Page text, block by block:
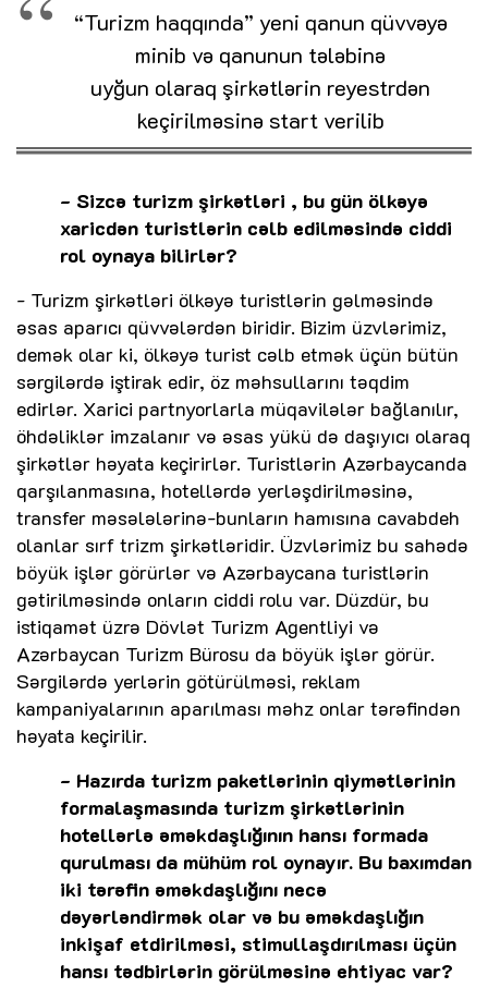
“Turizm haqqında” yeni qanun qüvvəyə
minib və qanunun tələbinə
uyğun olaraq şirkətlərin reyestrdən
keçirilməsinə start verilib
- Sizcə turizm şirkətləri , bu gün ölkəyə
xaricdən turistlərin cəlb edilməsində ciddi
rol oynaya bilirlər?
- Turizm şirkətləri ölkəyə turistlərin gəlməsində
əsas aparıcı qüvvələrdən biridir. Bizim üzvlərimiz,
demək olar ki, ölkəyə turist cəlb etmək üçün bütün
sərgilərdə iştirak edir, öz məhsullarını təqdim
edirlər. Xarici partnyorlarla müqavilələr bağlanılır,
öhdəliklər imzalanır və əsas yükü də daşıyıcı olaraq
şirkətlər həyata keçirirlər. Turistlərin Azərbaycanda
qarşılanmasına, hotellərdə yerləşdirilməsinə,
transfer məsələlərinə-bunların hamısına cavabdeh
olanlar sırf trizm şirkətləridir. Üzvlərimiz bu sahədə
böyük işlər görürlər və Azərbaycana turistlərin
gətirilməsində onların ciddi rolu var. Düzdür, bu
istiqamət üzrə Dövlət Turizm Agentliyi və
Azərbaycan Turizm Bürosu da böyük işlər görür.
Sərgilərdə yerlərin götürülməsi, reklam
kampaniyalarının aparılması məhz onlar tərəfindən
həyata keçirilir.
- Hazırda turizm paketlərinin qiymətlərinin
formalaşmasında turizm şirkətlərinin
hotellərlə əməkdaşlığının hansı formada
qurulması da mühüm rol oynayır. Bu baxımdan
iki tərəfin əməkdaşlığını necə
dəyərləndirmək olar və bu əməkdaşlığın
inkişaf etdirilməsi, stimullaşdırılması üçün
hansı tədbirlərin görülməsinə ehtiyac var?